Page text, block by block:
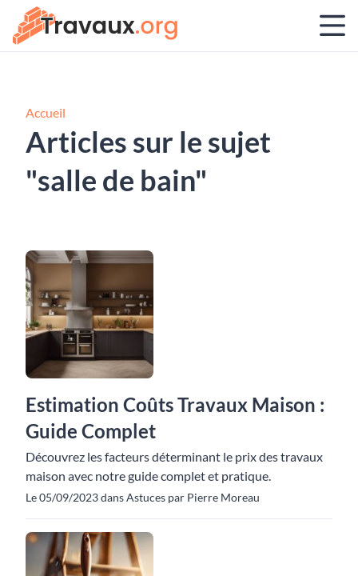
Accueil
Articles sur le sujet
"salle de bain"
Estimation Coûts Travaux Maison :
Guide Complet
Découvrez les facteurs déterminant le prix des travaux
maison avec notre guide complet et pratique.
Le 05/09/2023 dans Astuces par Pierre Moreau